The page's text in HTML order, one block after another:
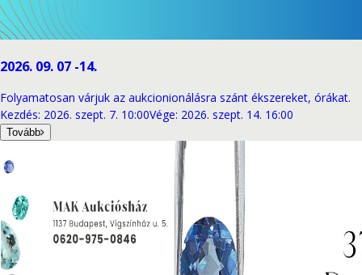
2026. 09. 07 -14.
Folyamatosan várjuk az aukcionionálásra szánt ékszereket, órákat.
Kezdés: 2026. szept. 7. 10:00Vége: 2026. szept. 14. 16:00
Tovább